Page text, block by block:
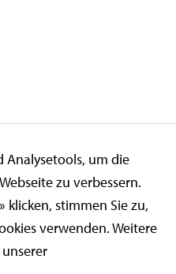
Analysetools, um die
zu verbessern.
klicken, stimmen Sie zu,
verwenden. Weitere